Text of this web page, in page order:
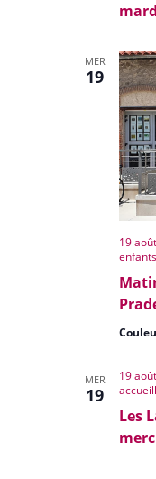
MER
19
19
MER
19
Les
19